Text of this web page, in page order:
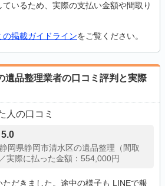
ているため、実際の支払い金額や間取り
の掲載ガイドラインをご覧ください。
遺品整理業者の口コミ評判と実際
人の口コミ
5.0
岡県静岡市清水区の遺品整理（間取
実際に払った金額：554,000円
だきました。途中の様子も LINEで報